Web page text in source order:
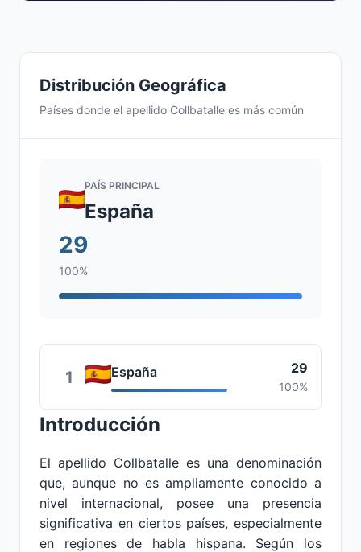
Distribución Geográfica
Países donde el apellido Collbatalle es más común
PAÍS PRINCIPAL
España
29
100%
1 España 29
100%
Introducción
El apellido Collbatalle es una denominación
que, aunque no es ampliamente conocido a
nivel internacional, posee una presencia
significativa en ciertos países, especialmente
en regiones de habla hispana. Según los